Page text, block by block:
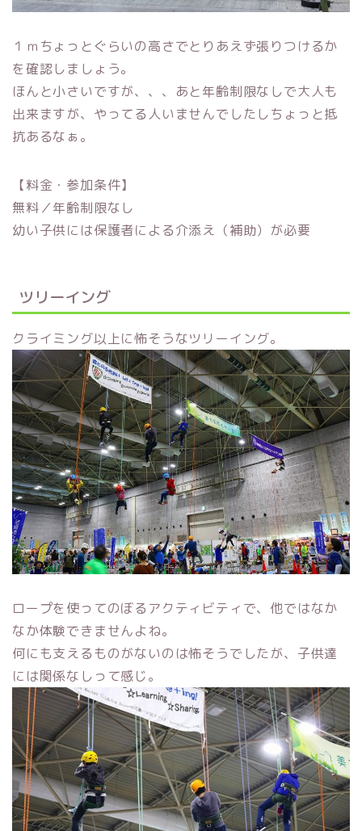
１ｍちょっとぐらいの高さでとりあえず張りつけるか
を確認しましょう。
ほんと小さいですが、、、あと年齢制限なしで大人も
出来ますが、やってる人いませんでしたしちょっと抵
抗あるなぁ。
【料金・参加条件】
無料／年齢制限なし
幼い子供には保護者による介添え（補助）が必要
ツリーイング
クライミング以上に怖そうなツリーイング。
ロープを使ってのぼるアクティビティで、他ではなか
なか体験できませんよね。
何にも支えるものがないのは怖そうでしたが、子供達
には関係なしって感じ。